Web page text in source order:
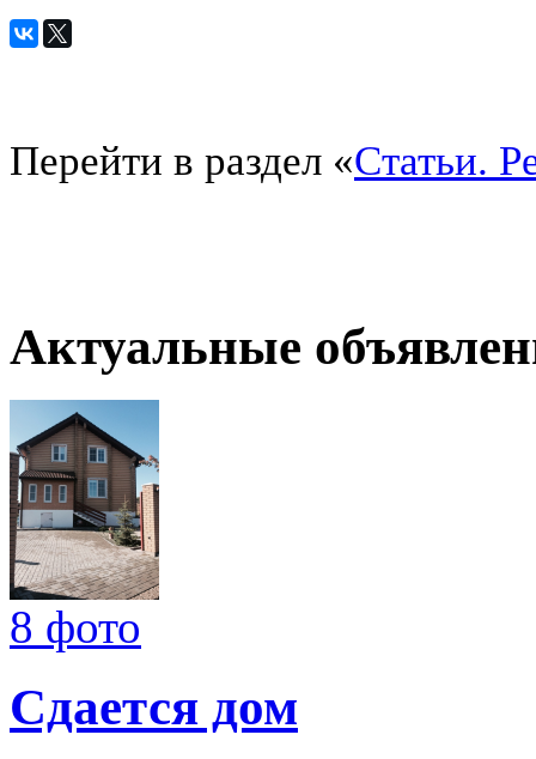
Перейти в раздел «Статьи.
Актуальные
8 фото
Сдается дом